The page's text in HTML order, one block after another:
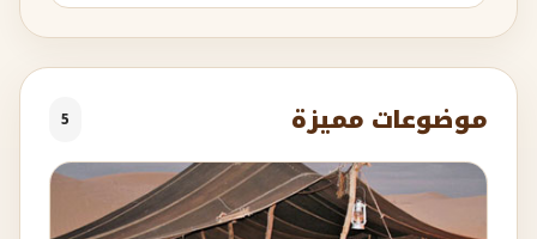
موضوعات مميزة 5